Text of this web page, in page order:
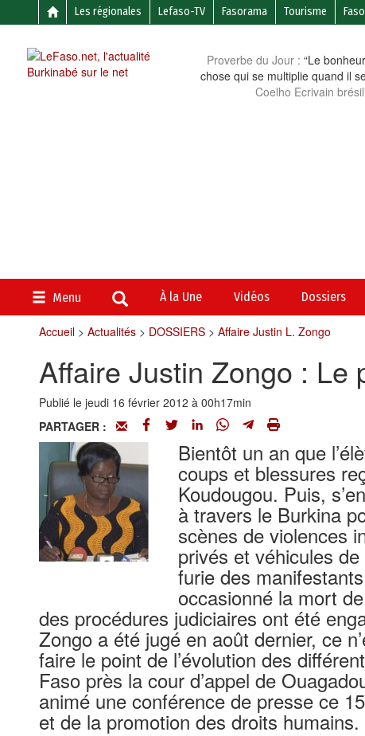
Les régionales Lefaso-TV Fasorama Tourisme
Proverbe du Jour : “Le
chose qui se multiplie quand il
Coelho Ecrivain
Menu À la Une Vidéos Dossiers
Accueil> Actualités> DOSSIERS> Affaire Justin L. Zongo
Affaire Justin Zongo : Le
Publié le jeudi 16 février 2012 à 00h17min
PARTAGER :
Bientôt un an que
coups et blessures
Koudougou. Puis,
à travers le Burkina
scènes de violences
privés et véhicules
furie des
occasionné la mort
des procédures judiciaires ont été
Zongo a été jugé en août dernier, ce
faire le point de l’évolution des
Faso près la cour d’appel de
animé une conférence de presse ce
et de la promotion des droits humains.